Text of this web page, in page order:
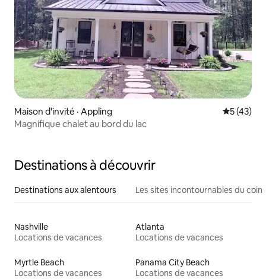
Maison d'invité · Appling Note
5 (43)
Magnifique chalet au bord du lac
Destinations à découvrir
Destinations aux alentours Les sites incontournables du coin
Nashville
Locations de vacances
Atlanta
Locations de vacances
Myrtle Beach
Locations de vacances
Panama City Beach
Locations de vacances